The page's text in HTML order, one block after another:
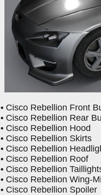
• Cisco Rebellion Front
• Cisco Rebellion Rear
• Cisco Rebellion Hood
• Cisco Rebellion Skirts
• Cisco Rebellion
• Cisco Rebellion Roof
• Cisco Rebellion
• Cisco Rebellion Wing-
• Cisco Rebellion Spoiler